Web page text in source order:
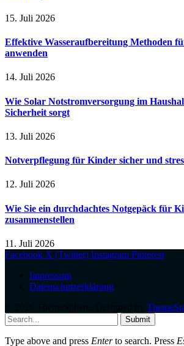
15. Juli 2026
Effektive Wasseraufbereitung Methoden
anwenden
14. Juli 2026
Wie Solar Notstromversorgung im
Sicherheit sorgt
13. Juli 2026
Notverpflegung für Kinder sicher und
12. Juli 2026
Wie Sie ein durchdachtes Notgepäck für
zusammenstellen
11. Juli 2026
Facebook X (Twitter) Instagram Pinterest
Impressum
Datenschutzerklärung
Submit
Type above and press Enterto search. Press